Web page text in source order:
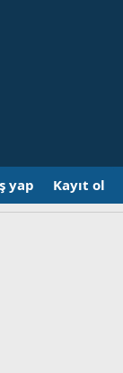
yap Kayıt ol